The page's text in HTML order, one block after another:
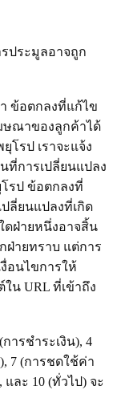
ประมูลอาจถูก
า ข้อตกลงที่แก้ไข
ษณาของลูกค้าได้
รป เราจะแจ้ง
ที่การเปลี่ยนแปลง
รป ข้อตกลงที่
ลี่ยนแปลงที่เกิด
ดฝ่ายหนึ่งอาจสิ้น
ฝ่ายทราบ แต่การ
อนไขการให้
URL ที่เข้าถึง
ารชําระเงิน), 4
7 (การชดใช้ค่า
และ 10 (ทั่วไป) จะ